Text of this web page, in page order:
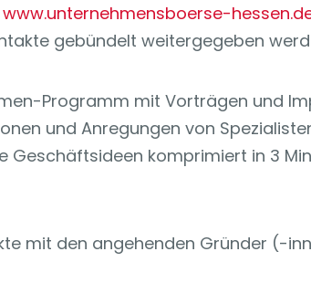
www.unternehmensboerse-
gebündelt weitergegeben
Programm mit Vorträgen und
und Anregungen von
komprimiert in 3
mit den angehenden Gründer (-